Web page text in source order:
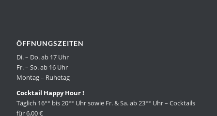
ÖFFNUNGSZEITEN
Di. – Do. ab 17 Uhr
Fr. – So. ab 16 Uhr
Montag – Ruhetag
Cocktail Happy Hour !
Täglich 16°° bis 20°° Uhr sowie Fr. & Sa. ab 23°° Uhr – Cocktails
für 6,00 €